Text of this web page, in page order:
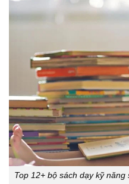
Top 12+ bộ sách dạy kỹ